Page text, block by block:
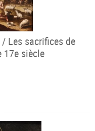
Les sacrifices de
17e siècle